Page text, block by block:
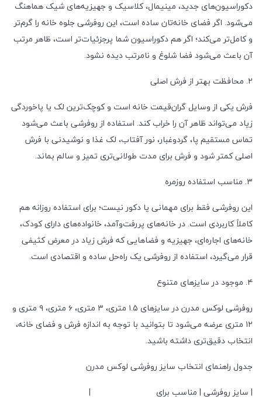
دکوراسیون‌های جدید، مینیمال، کلاسیک و جهیزیه‌های شیک هماهنگ
می‌شود. اگر فضای خانه‌تان ساده است، این روفرشی جلوه خانه را گرم‌تر
و کامل‌تر می‌کند؛ اگر هم دکوراسیون شما پرجزئیات‌تر است، ظاهر مرتب
آن باعث می‌شود فضا شلوغ و نامرتب دیده نشود.
۲. محافظت بهتر از فرش اصلی
فرش یکی از وسایل گران‌قیمت خانه است و کوچک‌ترین لک یا پاخوردگی
زیاد می‌تواند ظاهر آن را خراب کند. استفاده از روفرشی باعث می‌شود
تماس مستقیم پا، گردوغبار، نور آفتاب، لک غذا و نوشیدنی با فرش
اصلی کمتر شود و فرش برای مدت طولانی‌تری تمیز و سالم بماند.
۳. مناسب استفاده روزمره
این روفرشی فقط برای مهمانی یا دکور نیست؛ برای استفاده روزانه هم
کاملاً کاربردی است. در خانه‌های پررفت‌وآمد، خانواده‌های دارای کودک،
خانه‌های اجاره‌ای، جهیزیه و فضاهایی که فرش زیاد در معرض کثیفی
قرار می‌گیرد، استفاده از روفرشی یک راه‌حل ساده و اقتصادی است.
۴. موجود در سایزهای متنوع
روفرشی لوکس مدرن در سایزهای ۱.۵ متری، ۳ متری، ۶ متری، ۹ متری و
۱۲ متری عرضه می‌شود تا بتوانید با توجه به اندازه فرش و فضای خانه،
انتخاب دقیق‌تری داشته باشید.
جدول راهنمای انتخاب سایز روفرشی لوکس مدرن
| سایز روفرشی | مناسب برای |